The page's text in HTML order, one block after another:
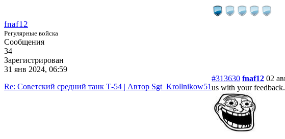
fnaf12
Регулярные войска
Сообщения
34
Зарегистрирован
31 янв 2024, 06:59
Re: Советский средний танк Т-54 | Автор Sgt_Krollnikow51
#313630 fnaf12 02
us with your